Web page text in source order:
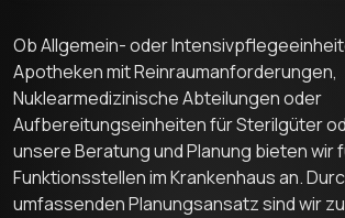
Ob Allgemein- oder
Apotheken mit Reinraumanforderungen,
Nuklearmedizinische Abteilungen oder
Aufbereitungseinheiten für Sterilgüter
unsere Beratung und Planung bieten wir
Funktionsstellen im Krankenhaus an.
umfassenden Planungsansatz sind wir